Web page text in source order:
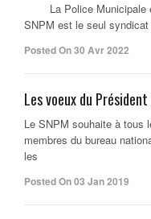
La Police Municipale
SNPM est le seul
Posted On 30 Avr 2022
Les voeux du Président
Le SNPM souhaite à tous
membres du bureau
les
Posted On 03 Jan 2019